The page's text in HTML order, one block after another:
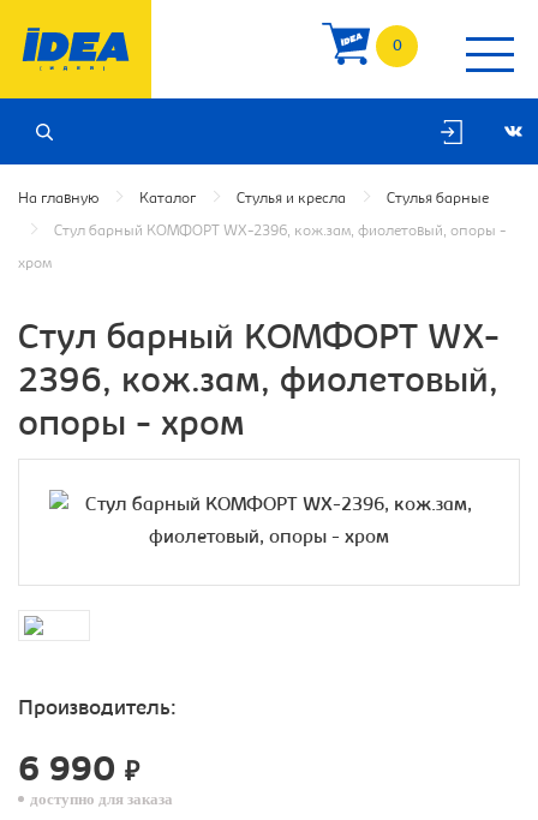
0
На главную Каталог Стулья и кресла Стулья барные
Стул барный КОМФОРТ WX-2396, кож.зам, фиолетовый, опоры -
хром
Стул барный КОМФОРТ WX-
2396, кож.зам, фиолетовый,
опоры - хром
Производитель:
6 990 ₽
доступно для заказа